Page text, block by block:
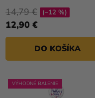
V
je
4,0
5
hviezdičiek.
12,90 €
14,79 € (–12 %)
DO KOŠÍKA
VÝHODNÉ BALENIE